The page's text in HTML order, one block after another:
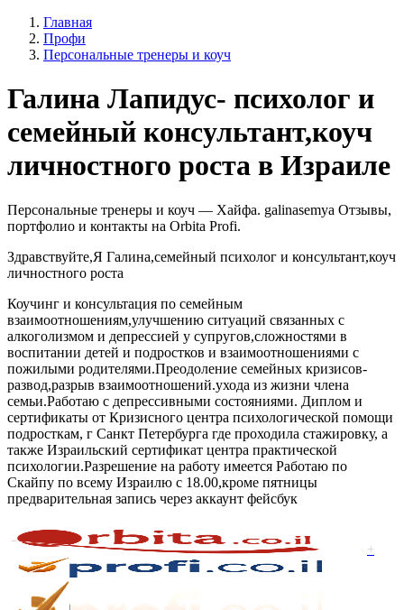
Главная
Профи
Персональные тренеры и коуч
Галина Лапидус- психолог и
семейный консультант,коуч
личностного роста в Израиле
Персональные тренеры и коуч — Хайфа. galinasemya Отзывы,
портфолио и контакты на Orbita Profi.
Здравствуйте,Я Галина,семейный психолог и консультант,коуч
личностного роста
Коучинг и консультация по семейным
взаимоотношениям,улучшению ситуаций связанных с
алкоголизмом и депрессией у супругов,сложностями в
воспитании детей и подростков и взаимоотношениями с
пожилыми родителями.Преодоление семейных кризисов-
развод,разрыв взаимоотношений.ухода из жизни члена
семьи.Работаю с депрессивными состояниями. Диплом и
сертификаты от Кризисного центра психологической помощи
подросткам, г Санкт Петербурга где проходила стажировку, а
также Израильский сертификат центра практической
психологии.Разрешение на работу имеется Работаю по
Скайпу по всему Израилю с 18.00,кроме пятницы
предварительная запись через аккаунт фейсбук
+